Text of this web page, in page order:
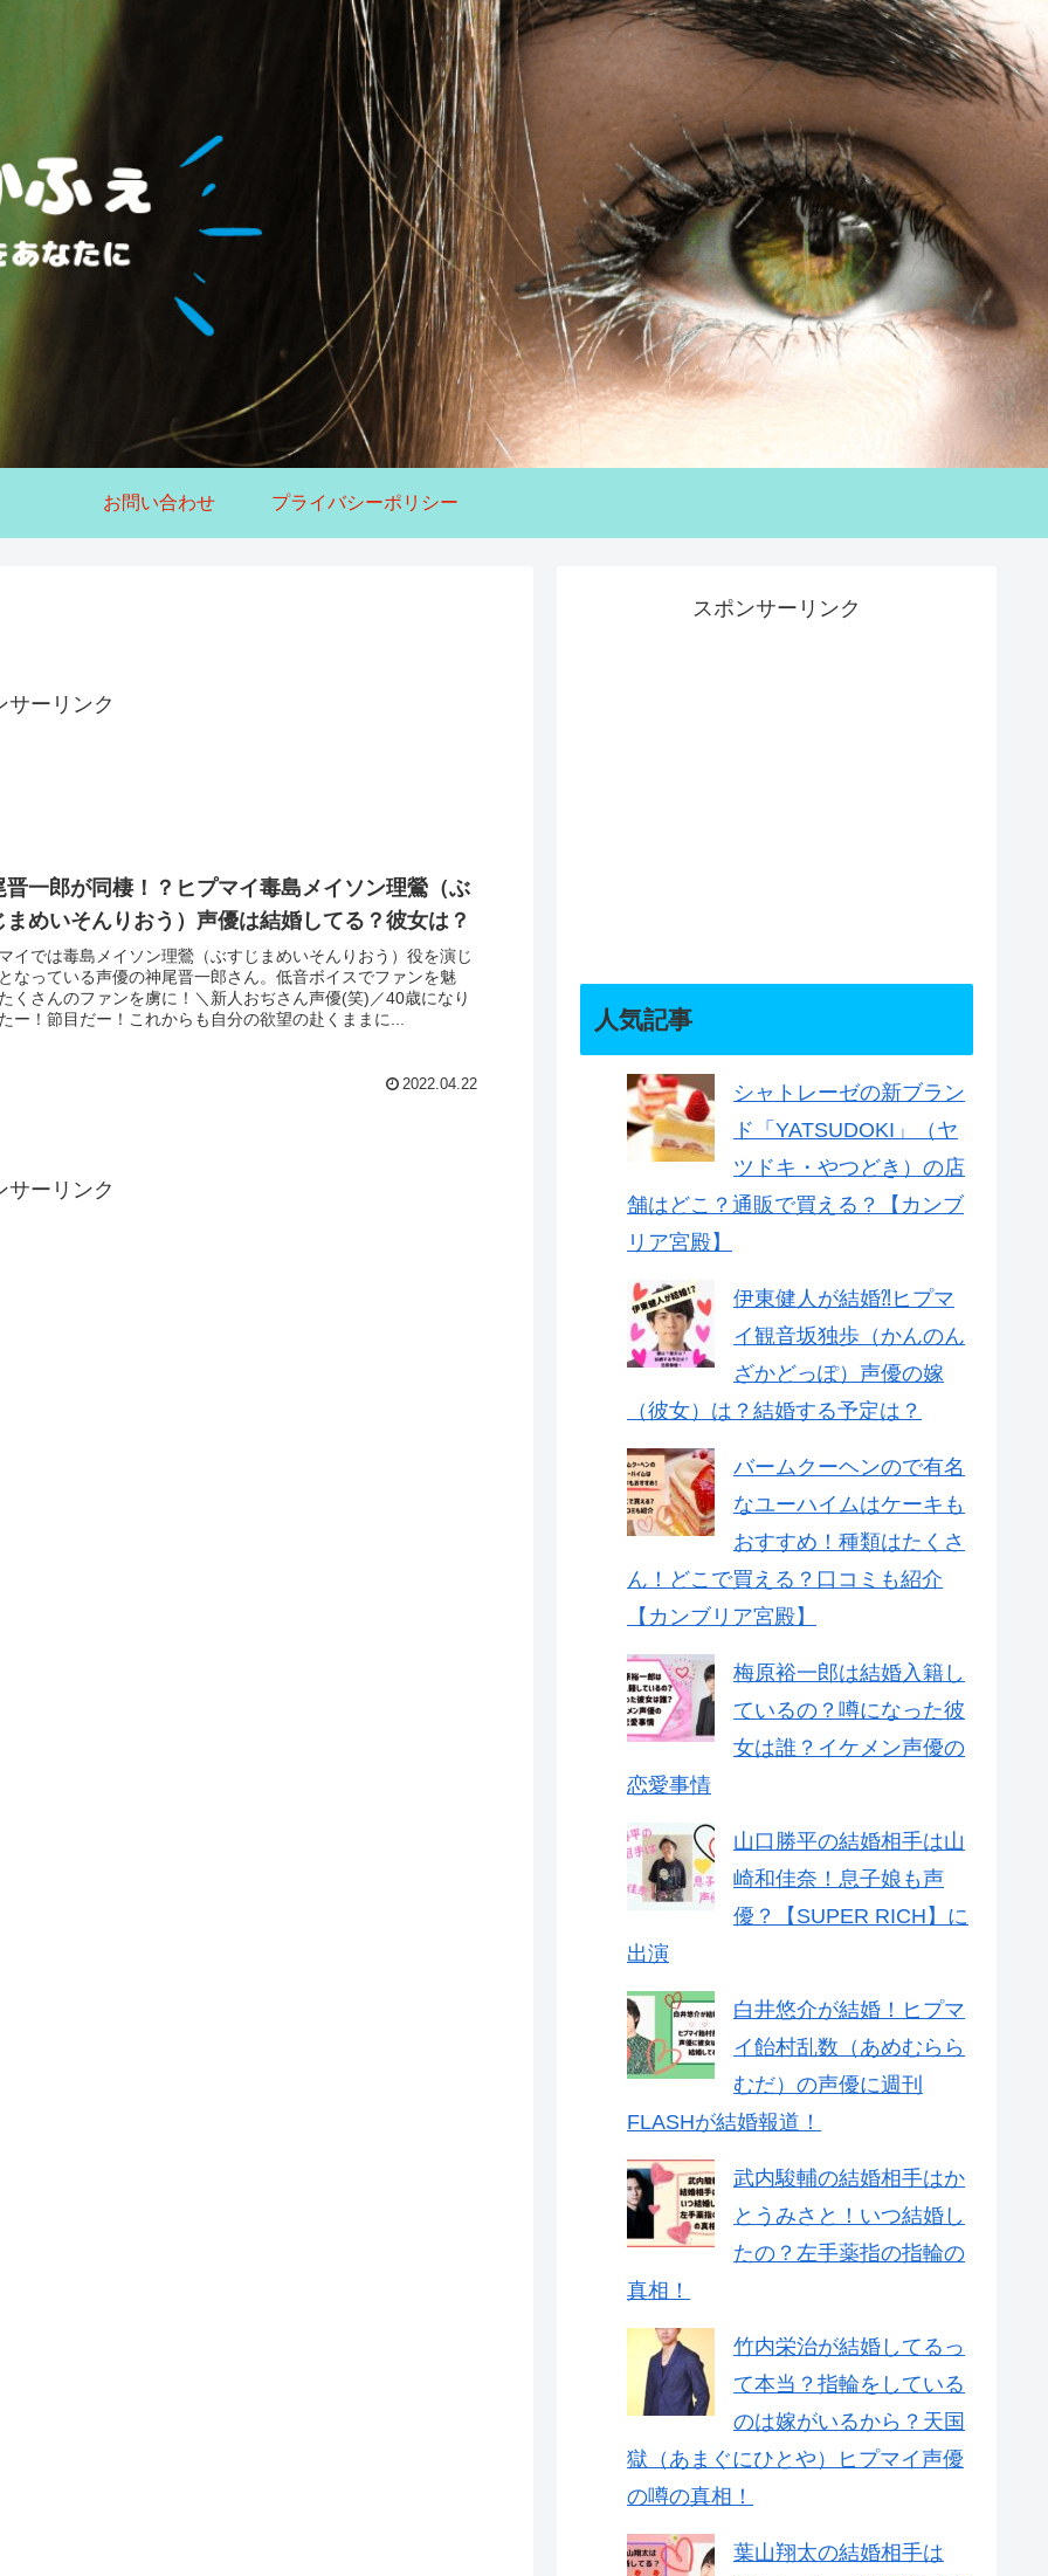
お問い合わせ プライバシーポリシー
サーリンク
晋一郎が同棲！？ヒプマイ毒島メイソン理鶯（ぶ
まめいそんりおう）声優は結婚してる？彼女は？
イでは毒島メイソン理鶯（ぶすじまめいそんりおう）役を演じ
なっている声優の神尾晋一郎さん。低音ボイスでファンを魅
くさんのファンを虜に！＼新人おぢさん声優(笑)／40歳になり
ー！節目だー！これからも自分の欲望の赴くままに...
2022.04.22
サーリンク
スポンサーリンク
人気記事
シャトレーゼの新ブラン
ド「YATSUDOKI」（ヤ
ツドキ・やつどき）の店
舗はどこ？通販で買える？【カンブ
リア宮殿】
伊東健人が結婚⁈ヒプマ
イ観音坂独歩（かんのん
ざかどっぽ）声優の嫁
（彼女）は？結婚する予定は？
バームクーヘンので有名
なユーハイムはケーキも
おすすめ！種類はたくさ
ん！どこで買える？口コミも紹介
【カンブリア宮殿】
梅原裕一郎は結婚入籍し
ているの？噂になった彼
女は誰？イケメン声優の
恋愛事情
山口勝平の結婚相手は山
崎和佳奈！息子娘も声
優？【SUPER RICH】に
出演
白井悠介が結婚！ヒプマ
イ飴村乱数（あめむらら
むだ）の声優に週刊
FLASHが結婚報道！
武内駿輔の結婚相手はか
とうみさと！いつ結婚し
たの？左手薬指の指輪の
真相！
竹内栄治が結婚してるっ
て本当？指輪をしている
のは嫁がいるから？天国
獄（あまぐにひとや）ヒプマイ声優
の噂の真相！
葉山翔太の結婚相手は